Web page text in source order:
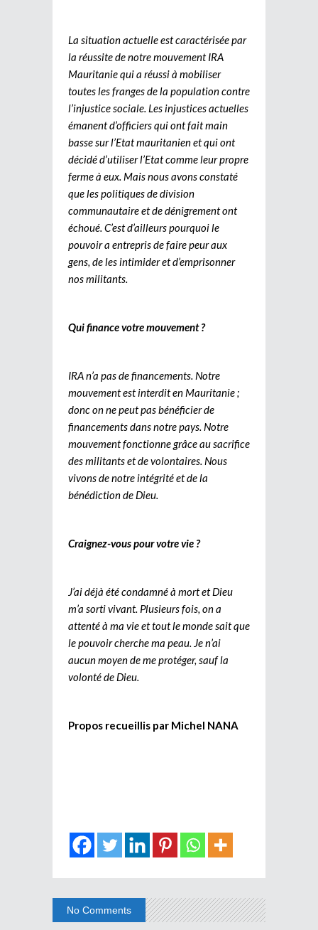
La situation actuelle est caractérisée par
la réussite de notre mouvement IRA
Mauritanie qui a réussi à mobiliser
toutes les franges de la population contre
l’injustice sociale. Les injustices actuelles
émanent d’officiers qui ont fait main
basse sur l’Etat mauritanien et qui ont
décidé d’utiliser l’Etat comme leur propre
ferme à eux. Mais nous avons constaté
que les politiques de division
communautaire et de dénigrement ont
échoué. C’est d’ailleurs pourquoi le
pouvoir a entrepris de faire peur aux
gens, de les intimider et d’emprisonner
nos militants.
Qui finance votre mouvement ?
IRA n’a pas de financements. Notre
mouvement est interdit en Mauritanie ;
donc on ne peut pas bénéficier de
financements dans notre pays. Notre
mouvement fonctionne grâce au sacrifice
des militants et de volontaires. Nous
vivons de notre intégrité et de la
bénédiction de Dieu.
Craignez-vous pour votre vie ?
J’ai déjà été condamné à mort et Dieu
m’a sorti vivant. Plusieurs fois, on a
attenté à ma vie et tout le monde sait que
le pouvoir cherche ma peau. Je n’ai
aucun moyen de me protéger, sauf la
volonté de Dieu.
Propos recueillis par Michel NANA
No Comments